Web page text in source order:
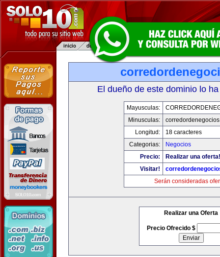
El dueño de este dominio lo
Mayusculas:
Minusculas:
Longitud:
18 caracteres
Categorias:
Negocios
Precio:
Realizar una oferta!
Visitar!
Serán consideradas
Realizar una Oferta
Precio Ofrecido $